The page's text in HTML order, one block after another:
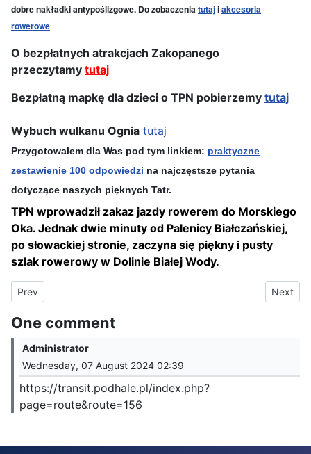
dobre nakładki antypoślizgowe. Do zobaczeniatutajiakcesoria
rowerowe
O bezpłatnych atrakcjach Zakopanego
przeczytamy tutaj
Bezpłatną mapkę dla dzieci o TPN pobierzemy tutaj
Wybuch wulkanu Ognia tutaj
Przygotowałem dla Was pod tym linkiem: praktyczne
zestawienie 100 odpowiedzi na najczęstsze pytania
dotyczące naszych pięknych Tatr.
TPN wprowadził zakaz jazdy rowerem do Morskiego
Oka. Jednak dwie minuty od Palenicy Białczańskiej,
po słowackiej stronie, zaczyna się piękny i pusty
szlak rowerowy w Dolinie Białej Wody.
Previous article: Dolina Chochołowska 2026 (dojazd, parking,
Prev Next
Next
One comment
Administrator
Wednesday, 07 August 2024 02:39
https://transit.podhale.pl/index.php?
page=route&route=156